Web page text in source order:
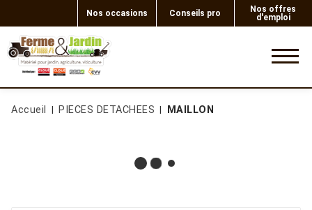
Nos occasions Conseils pro
Nos offres
d'emploi
Accueil PIECES DETACHEES MAILLON